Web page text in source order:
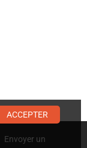
Envoyer un
ACCEPTER